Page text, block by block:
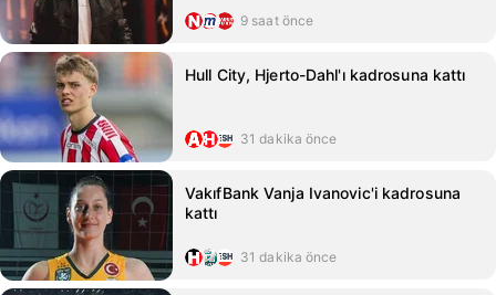
9 saat önce
Hull City, Hjerto-Dahl'ı kadrosuna kattı
31 dakika önce
VakıfBank Vanja Ivanovic'i kadrosuna
kattı
31 dakika önce